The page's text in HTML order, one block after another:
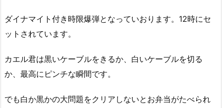
ダイナマイト付き時限爆弾となっていおります。12時にセ
ットされています。
カエル君は黒いケーブルをきるか、白いケーブルを切る
か、最高にピンチな瞬間です。
でも白か黒かの大問題をクリアしないとお弁当がたべられ